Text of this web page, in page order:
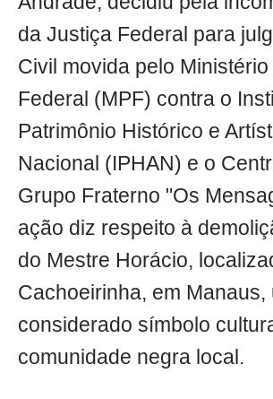
da Justiça Federal para
Civil movida pelo
Federal (MPF) contra o
Patrimônio Histórico e
Nacional (IPHAN) e o
Grupo Fraterno "Os
ação diz respeito à
do Mestre Horácio,
Cachoeirinha, em Manaus,
considerado símbolo
comunidade negra local.